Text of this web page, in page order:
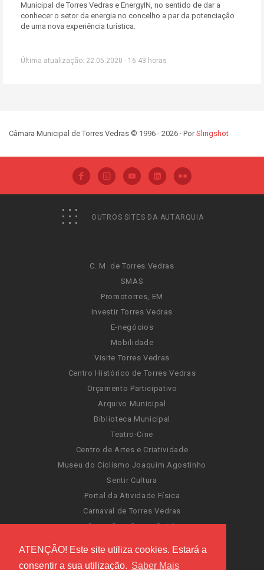
ATENÇÃO! Este site utiliza cookies. Estará a
consentir a sua utilização. Saber Mais
Municipal de Torres Vedras e EnergyIN, no sentido de dar a
conhecer o setor da energia no concelho a par da potenciação
de uma nova experiência turística.
Última atualização: 22.05.2020 - 16:43 horas
Câmara Municipal de Torres Vedras © 1996 - 2026 · PorSlingshot
OUTROS SITES DA AUTARQUIA
C. M. de Torres Vedras
SMAS
Promotorres, EM
Investir Torres Vedras
E-negócios
Mobilidade
Visite Torres Vedras
Centro Histórico de Torres Vedras
Orçamento Participativo
Arquivo Municipal
Biblioteca Municipal
Teatro-Cine
Centro de Artes e Criatividade
Museu do Ciclismo Joaquim Agostinho
Sentir Cultura
Portal da Atividade Física
Carnaval de Torres Vedras
Santa Cruz Ocean Spirit